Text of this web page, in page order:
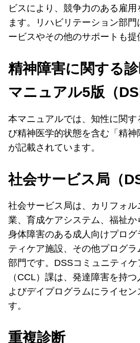
ビスにより、競争力のある雇用
ます。リハビリテーション部
ービスやその他のサポートも提
精神障害に関する
マニュアル5版（
本マニュアルでは、知性に関す
び精神医学的状態を含む「精
が記載されています。
社会サービス局（
社会サービス局は、カリフォ
業、育成ケアシステム、福祉か
身体障害のある成人向けプログ
ティケア施設、その他プログ
部門です。DSSコミュニティケ
（CCL）課は、発達障害を持
よびデイプログラムにライセン
す。
重複診断